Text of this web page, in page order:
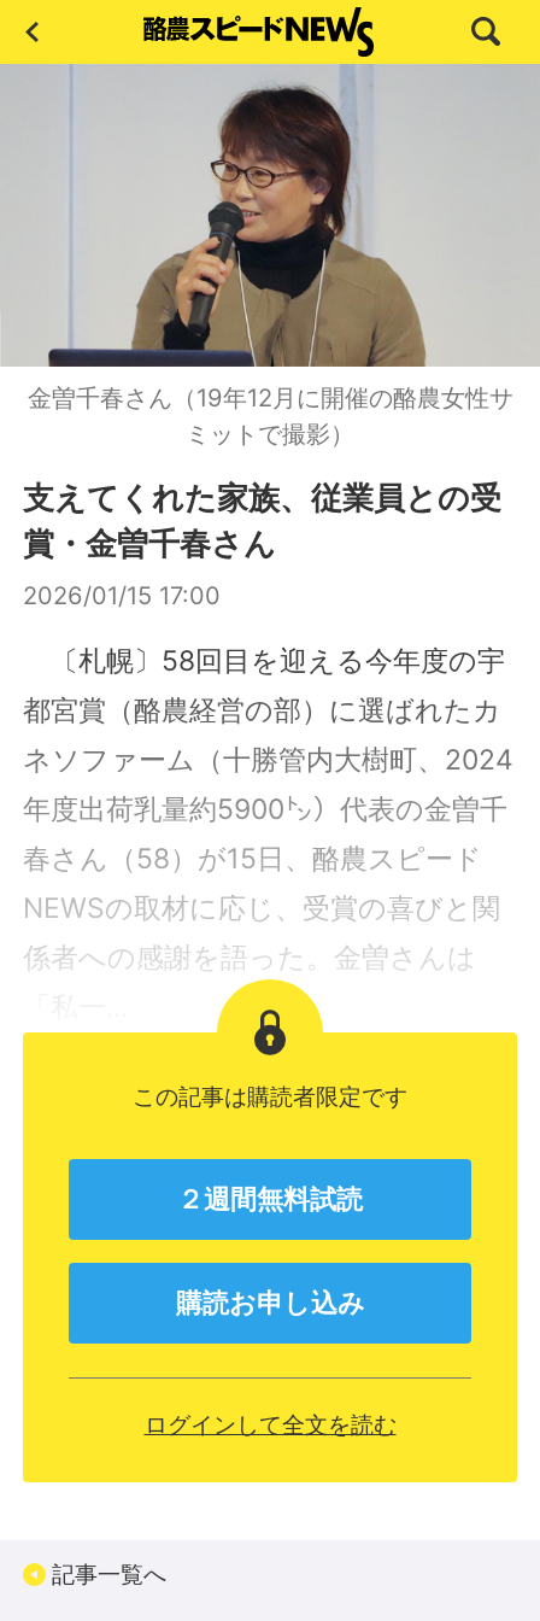
金曽千春さん（19年12月に開催の酪農女性サ
ミットで撮影）
支えてくれた家族、従業員との受
賞・金曽千春さん
2026/01/15 17:00
〔札幌〕58回目を迎える今年度の宇
都宮賞（酪農経営の部）に選ばれたカ
ネソファーム（十勝管内大樹町、2024
年度出荷乳量約5900㌧）代表の金曽千
春さん（58）が15日、酪農スピード
NEWSの取材に応じ、受賞の喜びと関
係者への感謝を語った。金曽さんは
この記事は購読者限定です
２週間無料試読
購読お申し込み
ログインして全文を読む
記事一覧へ